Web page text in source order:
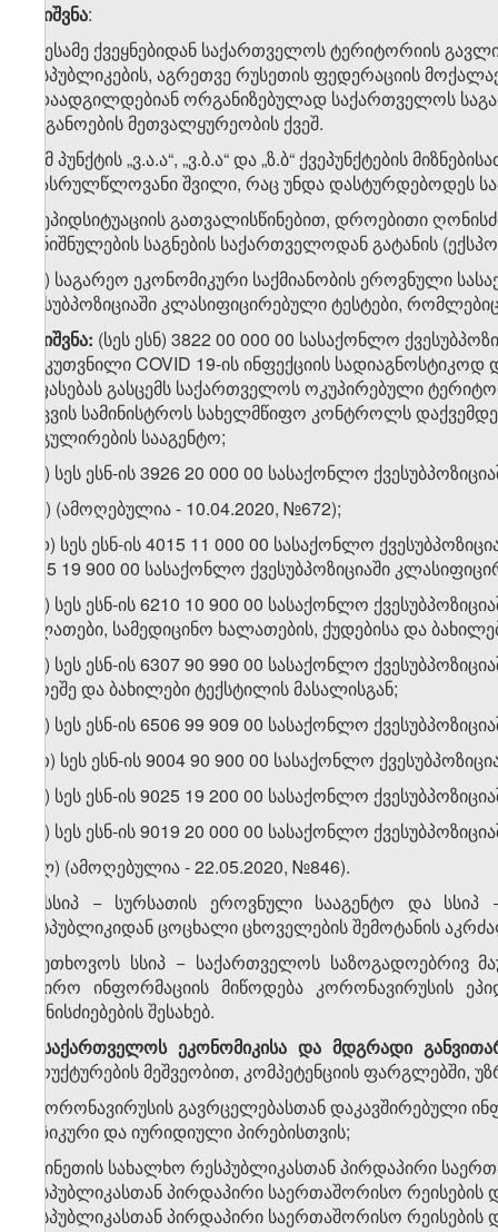
შენიშვნა:
1. მესამე ქვეყნებიდან საქართველოს ტერიტორიის
რესპუბლიკების, აგრეთვე რუსეთის ფედერაციის
გადაადგილდებიან ორგანიზებულად საქართველოს
ორგანოების მეთვალყურეობის ქვეშ.
2. ამ პუნქტის „ვ.ა.ა“, „ვ.ბ.ა“ და „ზ.ბ“ ქვეპუნქტების
არასრულწლოვანი შვილი, რაც უნდა დასტურდებოდეს
თ) ეპიდსიტუაციის გათვალისწინებით, დროებითი
დანიშნულების საგნების საქართველოდან გატანის
თ.ა) საგარეო ეკონომიკური საქმიანობის ეროვნული
ქვესუბპოზიციაში კლასიფიცირებული ტესტები,
შენიშვნა: (სეს ესნ) 3822 00 000 00 სასაქონლო
განკუთვნილი COVID 19-ის ინფექციის
შეფასებას გასცემს საქართველოს ოკუპირებული
დაცვის სამინისტროს სახელმწიფო კონტროლს
რეგულირების სააგენტო;
თ.ბ) სეს ესნ-ის 3926 20 000 00 სასაქონლო
თ.გ) (ამოღებულია - 10.04.2020, №672);
თ.დ) სეს ესნ-ის 4015 11 000 00 სასაქონლო
4015 19 900 00 სასაქონლო ქვესუბპოზიციაში
თ.ე) სეს ესნ-ის 6210 10 900 00 სასაქონლო
ხალათები, სამედიცინო ხალათების, ქუდებისა და
თ.ვ) სეს ესნ-ის 6307 90 990 00 სასაქონლო
გარეშე და ბახილები ტექსტილის მასალისგან;
თ.ზ) სეს ესნ-ის 6506 99 909 00 სასაქონლო
თ.თ) სეს ესნ-ის 9004 90 900 00 სასაქონლო
თ.ი) სეს ესნ-ის 9025 19 200 00 სასაქონლო
თ.კ) სეს ესნ-ის 9019 20 000 00 სასაქონლო
თ.ლ) (ამოღებულია - 22.05.2020, №846).
5. სსიპ − სურსათის ეროვნული სააგენტო და სსიპ
რესპუბლიკიდან ცოცხალი ცხოველების შემოტანის
6. ეთხოვოს სსიპ − საქართველოს საზოგადოებრივ
საჭირო ინფორმაციის მიწოდება კორონავირუსის
ღონისძიებების შესახებ.
საქართველოს ეკონომიკისა და მდგრადი
სტრუქტურების მეშვეობით, კომპეტენციის ფარგლებში,
ა) კორონავირუსის გავრცელებასთან დაკავშირებული
ფიზიკური და იურიდიული პირებისთვის;
ბ) ჩინეთის სახალხო რესპუბლიკასთან პირდაპირი
რესპუბლიკასთან პირდაპირი საერთაშორისო
რესპუბლიკასთან პირდაპირი საერთაშორისო